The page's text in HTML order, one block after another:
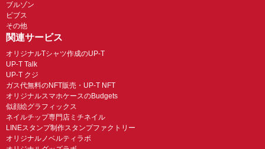
ブルゾン
ビブス
その他
関連サービス
オリジナルTシャツ作成のUP-T
UP-T Talk
UP-T クジ
ガス代無料のNFT販売・UP-T NFT
オリジナルスマホケースのBudgets
似顔絵グラフィックス
ネイルチップ専門店ミチネイル
LINEスタンプ制作スタンプファクトリー
オリジナルノベルティラボ